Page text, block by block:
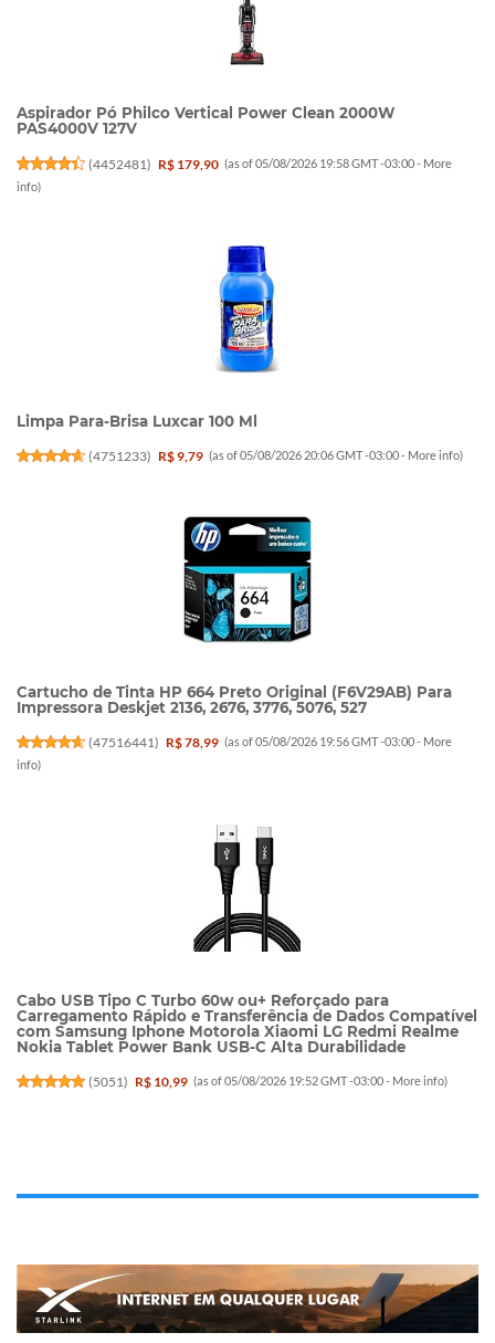
Aspirador Pó Philco Vertical Power Clean 2000W
PAS4000V 127V
(4452481) R$ 179,90 (as of 05/08/2026 19:58 GMT -03:00 - More
info)
Limpa Para-Brisa Luxcar 100 Ml
(4751233) R$ 9,79 (as of 05/08/2026 20:06 GMT -03:00 - More info)
Cartucho de Tinta HP 664 Preto Original (F6V29AB) Para
Impressora Deskjet 2136, 2676, 3776, 5076, 527
(47516441) R$ 78,99 (as of 05/08/2026 19:56 GMT -03:00 - More
info)
Cabo USB Tipo C Turbo 60w ou+ Reforçado para
Carregamento Rápido e Transferência de Dados Compatível
com Samsung Iphone Motorola Xiaomi LG Redmi Realme
Nokia Tablet Power Bank USB-C Alta Durabilidade
(5051) R$ 10,99 (as of 05/08/2026 19:52 GMT -03:00 - More info)